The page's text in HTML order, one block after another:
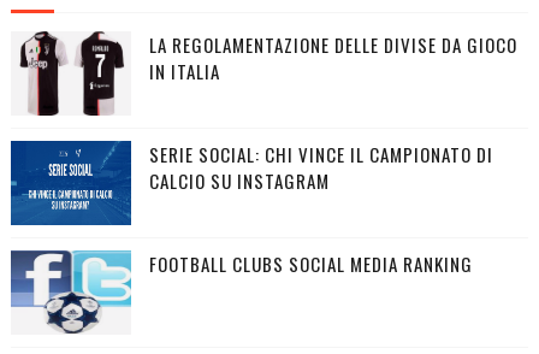
LA REGOLAMENTAZIONE DELLE DIVISE DA GIOCO
IN ITALIA
SERIE SOCIAL: CHI VINCE IL CAMPIONATO DI
CALCIO SU INSTAGRAM
FOOTBALL CLUBS SOCIAL MEDIA RANKING